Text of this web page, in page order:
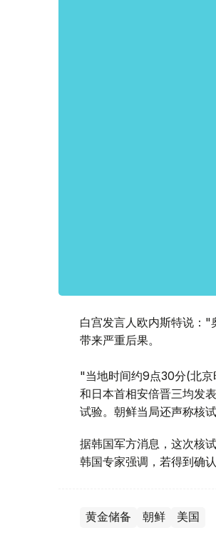
白宫发言人欧内斯特说："
带来严重后果。
"当地时间约9点30分(北
和日本首相安倍晋三均发
试验。朝鲜当局还声称核
据韩国军方消息，这次核
韩国专家强调，若得到确
黄金储备 朝鲜 美国